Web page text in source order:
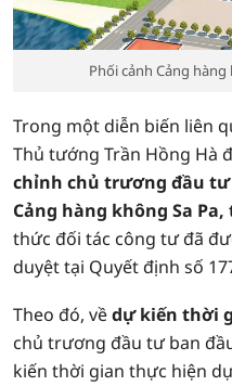
Phối cảnh Cảng hàng
Trong một diễn biến liên
Thủ tướng Trần Hồng Hà
chỉnh chủ trương đầu
Cảng hàng không Sa Pa,
thức đối tác công tư đã
duyệt tại Quyết định số
Theo đó, vềdự kiến thời
chủ trương đầu tư ban
kiến thời gian thực hiện